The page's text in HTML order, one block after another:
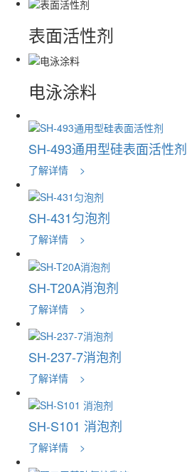
表面活性剂
电泳涂料
SH-493通用型硅表面活性剂
了解详情 >
SH-431匀泡剂
了解详情 >
SH-T20A消泡剂
了解详情 >
SH-237-7消泡剂
了解详情 >
SH-S101 消泡剂
了解详情 >